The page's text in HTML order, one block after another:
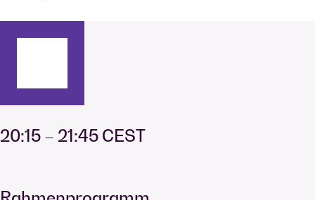
20:15 – 21:45 CEST